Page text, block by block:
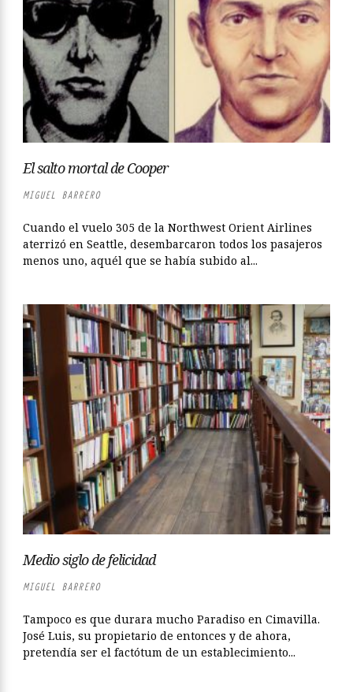
El salto mortal de Cooper
MIGUEL BARRERO
Cuando el vuelo 305 de la Northwest Orient Airlines
aterrizó en Seattle, desembarcaron todos los pasajeros
menos uno, aquél que se había subido al...
Medio siglo de felicidad
MIGUEL BARRERO
Tampoco es que durara mucho Paradiso en Cimavilla.
José Luis, su propietario de entonces y de ahora,
pretendía ser el factótum de un establecimiento...